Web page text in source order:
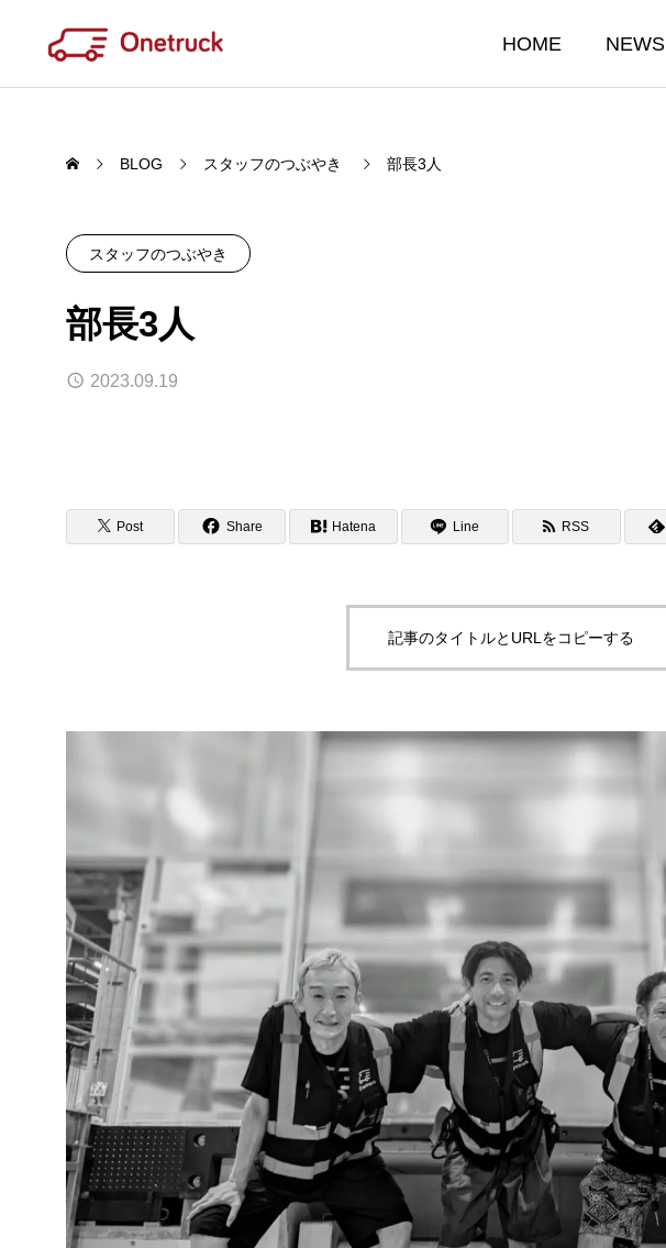
HOME NEWS
WORK
OFC / Onetruck Fishing Club
BLOG スタッフのつぶやき 部長3人
スタッフのつぶやき
部長3人
2023.09.19
Post Share Hatena Line RSS
記事のタイトルとURLをコピーする